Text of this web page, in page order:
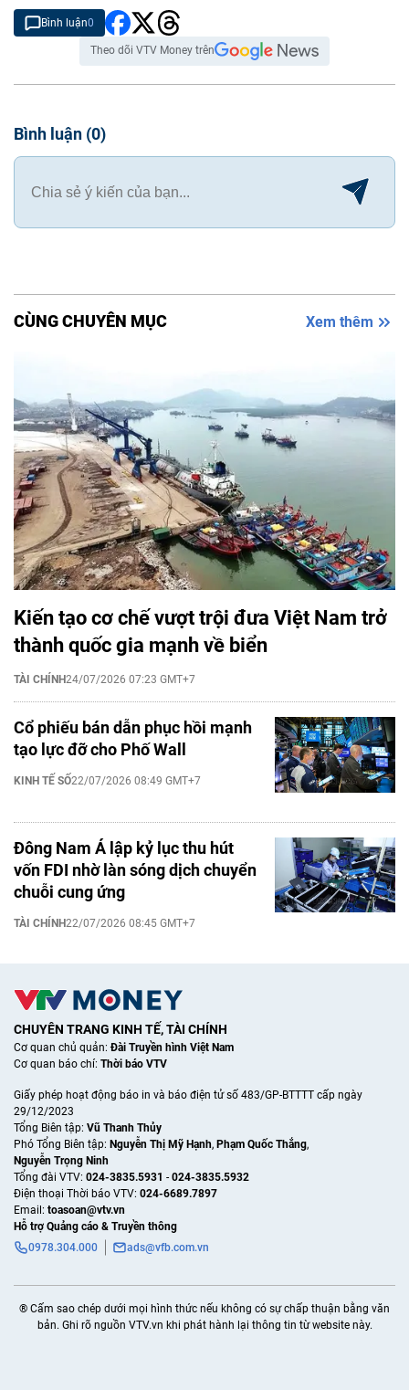
Bình luận0
Theo dõi VTV Money trên
Bình luận (0)
CÙNG CHUYÊN MỤC Xem thêm
Kiến tạo cơ chế vượt trội đưa Việt Nam trở
thành quốc gia mạnh về biển
TÀI CHÍNH24/07/2026 07:23 GMT+7
Cổ phiếu bán dẫn phục hồi mạnh
tạo lực đỡ cho Phố Wall
KINH TẾ SỐ22/07/2026 08:49 GMT+7
Đông Nam Á lập kỷ lục thu hút
vốn FDI nhờ làn sóng dịch chuyển
chuỗi cung ứng
TÀI CHÍNH22/07/2026 08:45 GMT+7
CHUYÊN TRANG KINH TẾ, TÀI CHÍNH
Cơ quan chủ quản:Đài Truyền hình Việt Nam
Cơ quan báo chí: Thời báo VTV
Giấy phép hoạt động báo in và báo điện tử số 483/GP-BTTTT cấp ngày
29/12/2023
Tổng Biên tập: Vũ Thanh Thủy
Phó Tổng Biên tập: Nguyễn Thị Mỹ Hạnh, Phạm Quốc Thắng,
Nguyễn Trọng Ninh
Tổng đài VTV: 024-3835.5931 - 024-3835.5932
Ðiện thoại Thời báo VTV: 024-6689.7897
Email: toasoan@vtv.vn
Hỗ trợ Quảng cáo & Truyền thông
0978.304.000
ads@vfb.com.vn
® Cấm sao chép dưới mọi hình thức nếu không có sự chấp thuận bằng văn
bản. Ghi rõ nguồn VTV.vn khi phát hành lại thông tin từ website này.